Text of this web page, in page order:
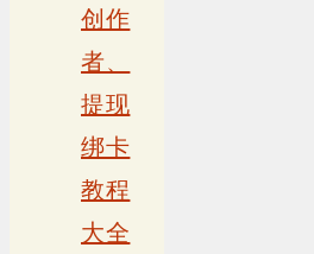
创作
者、
提现
绑卡
教程
大全